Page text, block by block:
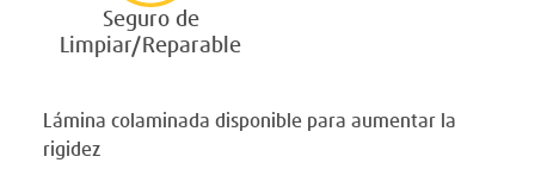
Seguro de
Limpiar/Reparable
Lámina colaminada disponible para aumentar la
rigidez